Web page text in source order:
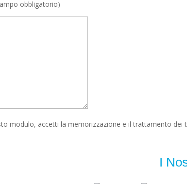
obbligatorio)
modulo, accetti la memorizzazione e il trattamento dei
I